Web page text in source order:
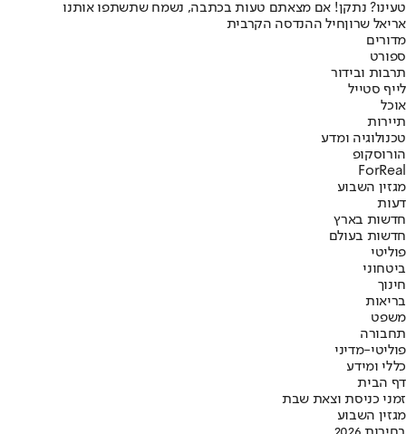
טעינו? נתקן! אם מצאתם טעות בכתבה, נשמח שתשתפו אותנו
אריאל שרוןחיל ההנדסה הקרבית
מדורים
ספורט
תרבות ובידור
לייף סטייל
אוכל
תיירות
טכנולוגיה ומדע
הורוסקופ
ForReal
מגזין השבוע
דעות
חדשות בארץ
חדשות בעולם
פוליטי
ביטחוני
חינוך
בריאות
משפט
תחבורה
פוליטי-מדיני
כללי ומידע
דף הבית
זמני כניסת וצאת שבת
מגזין השבוע